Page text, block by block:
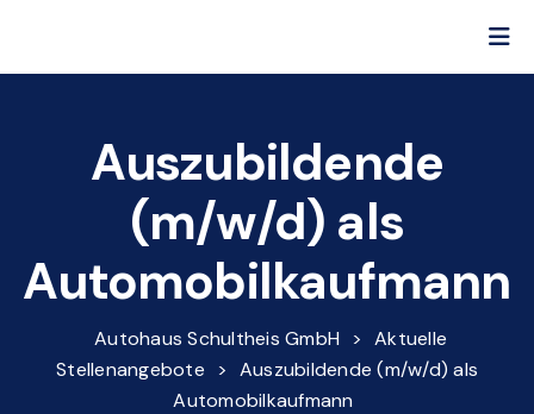
Auszubildende
(m/w/d) als
Automobilkaufmann
Autohaus Schultheis GmbH > Aktuelle
Stellenangebote
> Auszubildende (m/w/d) als
Automobilkaufmann